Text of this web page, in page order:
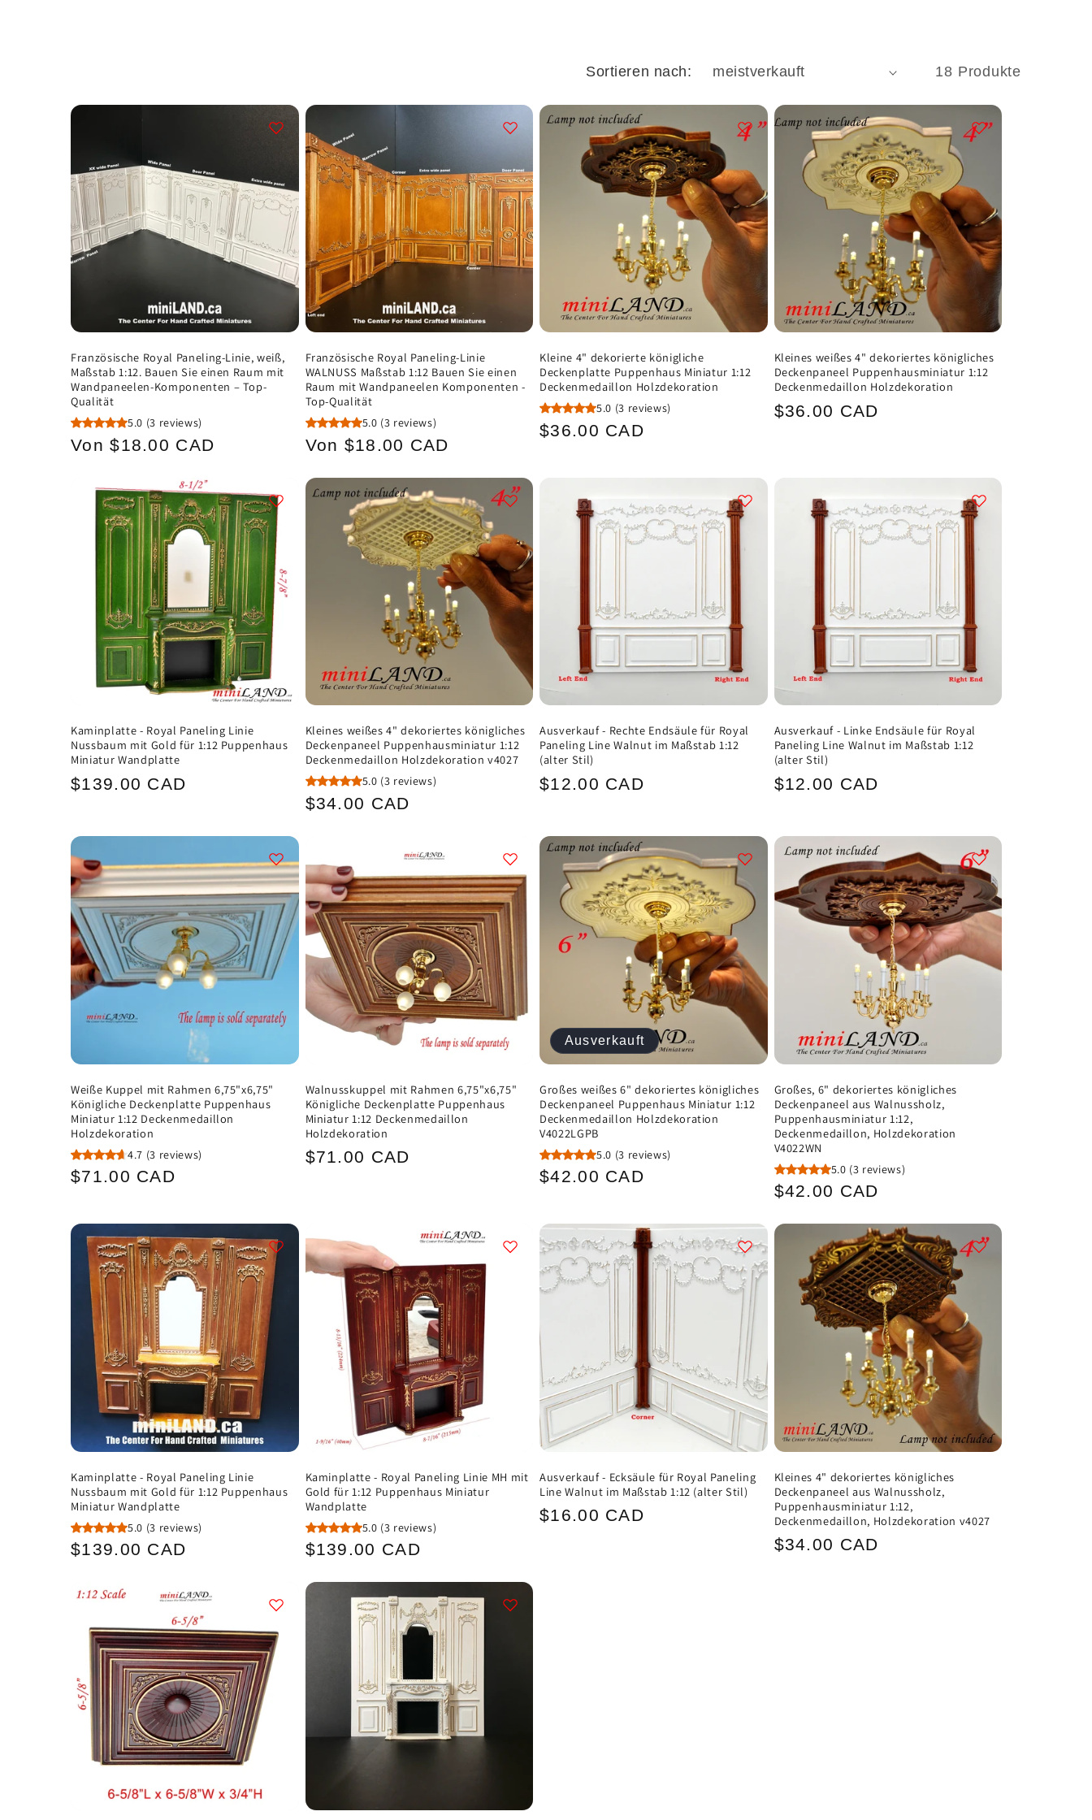
e
o
r
e
:
Sortieren nach: 18 Produkte
Französische Royal Paneling-Linie, weiß,
Maßstab 1:12. Bauen Sie einen Raum mit
Wandpaneelen-Komponenten – Top-
Qualität
5.0 (3 reviews)
Normaler
Von $18.00 CAD
Französische Royal Paneling-Linie
WALNUSS Maßstab 1:12 Bauen Sie einen
Raum mit Wandpaneelen Komponenten -
Top-Qualität
5.0 (3 reviews)
Normaler
Von $18.00 CAD
Kleine 4" dekorierte königliche
Deckenplatte Puppenhaus Miniatur 1:12
Deckenmedaillon Holzdekoration
5.0 (3 reviews)
Normaler
$36.00 CAD
Kleines weißes 4" dekoriertes königliches
Deckenpaneel Puppenhausminiatur 1:12
Deckenmedaillon Holzdekoration
Normaler
$36.00 CAD
Kaminplatte - Royal Paneling Linie
Nussbaum mit Gold für 1:12 Puppenhaus
Miniatur Wandplatte
Normaler
$139.00 CAD
Kleines weißes 4" dekoriertes königliches
Deckenpaneel Puppenhausminiatur 1:12
Deckenmedaillon Holzdekoration v4027
5.0 (3 reviews)
Normaler
$34.00 CAD
Ausverkauf - Rechte Endsäule für Royal
Paneling Line Walnut im Maßstab 1:12
(alter Stil)
Normaler
$12.00 CAD
Ausverkauf - Linke Endsäule für Royal
Paneling Line Walnut im Maßstab 1:12
(alter Stil)
Normaler
$12.00 CAD
Weiße Kuppel mit Rahmen 6,75"x6,75"
Königliche Deckenplatte Puppenhaus
Miniatur 1:12 Deckenmedaillon
Holzdekoration
4.7 (3 reviews)
Normaler
$71.00 CAD
Walnusskuppel mit Rahmen 6,75"x6,75"
Königliche Deckenplatte Puppenhaus
Miniatur 1:12 Deckenmedaillon
Holzdekoration
Normaler
$71.00 CAD
Ausverkauft
Großes weißes 6" dekoriertes königliches
Deckenpaneel Puppenhaus Miniatur 1:12
Deckenmedaillon Holzdekoration
V4022LGPB
5.0 (3 reviews)
Normaler
$42.00 CAD
Großes, 6" dekoriertes königliches
Deckenpaneel aus Walnussholz,
Puppenhausminiatur 1:12,
Deckenmedaillon, Holzdekoration
V4022WN
5.0 (3 reviews)
Normaler
$42.00 CAD
Kaminplatte - Royal Paneling Linie
Nussbaum mit Gold für 1:12 Puppenhaus
Miniatur Wandplatte
5.0 (3 reviews)
Normaler
$139.00 CAD
Kaminplatte - Royal Paneling Linie MH mit
Gold für 1:12 Puppenhaus Miniatur
Wandplatte
5.0 (3 reviews)
Normaler
$139.00 CAD
Ausverkauf - Ecksäule für Royal Paneling
Line Walnut im Maßstab 1:12 (alter Stil)
Normaler
$16.00 CAD
Kleines 4" dekoriertes königliches
Deckenpaneel aus Walnussholz,
Puppenhausminiatur 1:12,
Deckenmedaillon, Holzdekoration v4027
Normaler
$34.00 CAD